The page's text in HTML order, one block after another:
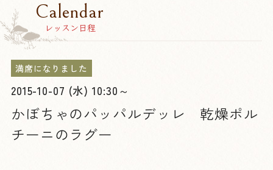
Calendar
レッスン日程
満席になりました
2015-10-07 (水) 10:30～
かぼちゃのパッパルデッレ 乾燥ポル
チーニのラグー